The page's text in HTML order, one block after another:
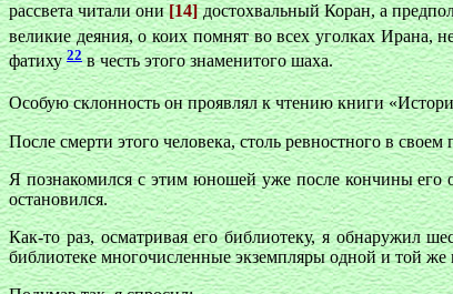
рассвета читали они[14]достохвальный Коран, а
великие деяния, о коих помнят во всех уголках
фатиху22в честь этого знаменитого шаха.
Особую склонность он проявлял к чтению книги
После смерти этого человека, столь ревностного в
Я познакомился с этим юношей уже после кончины его
остановился.
Как-то раз, осматривая его библиотеку, я обнаружил
библиотеке многочисленные экземпляры одной и той